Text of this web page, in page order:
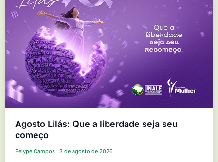
Agosto Lilás: Que a liberdade seja seu
começo
Felype Campos 3 de agosto de 2026